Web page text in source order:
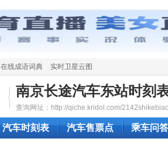
在线成语词典 实时卫星云图
南京长途汽车东站时刻
查询网址：http://qiche.kridol.com/
汽车时刻表 汽车售票点 乘车问答